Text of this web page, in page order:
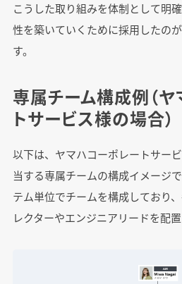
こうした取り組みを体制として明
性を築いていくために採用したの
す。
専属チーム構成例（
トサービス様の場合）
以下は、ヤマハコーポレートサー
当する専属チームの構成イメージ
テム単位でチームを構成しており
レクターやエンジニアリードを配置